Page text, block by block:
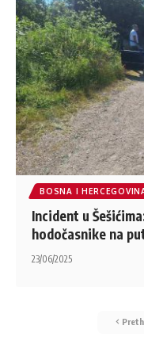
BOSNA I
Incident u
hodočasnike na
23/06/2025